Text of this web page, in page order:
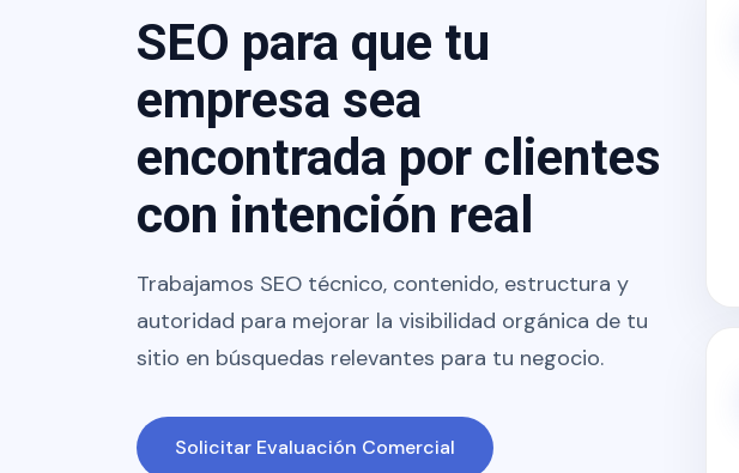
SEO para que tu
empresa sea
encontrada por clientes
con intención real
Trabajamos SEO técnico, contenido, estructura y
autoridad para mejorar la visibilidad orgánica de tu
sitio en búsquedas relevantes para tu negocio.
Solicitar Evaluación Comercial